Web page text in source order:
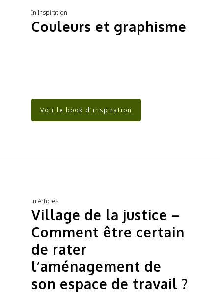
In Inspiration
Couleurs et graphisme
Voir le book d'inspiration
In Articles
Village de la justice –
Comment être certain
de rater
l’aménagement de
son espace de travail ?